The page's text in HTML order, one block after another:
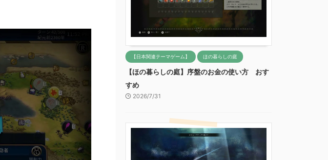
【日本関連テーマゲーム】 ほの暮らしの庭
【ほの暮らしの庭】序盤のお金の使い方 おす
すめ
2026/7/31